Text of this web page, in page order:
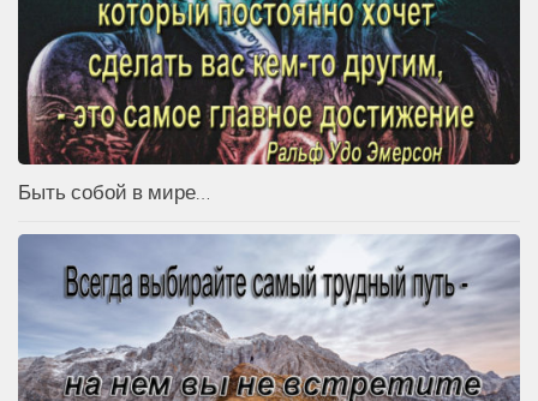
Быть собой в мире…